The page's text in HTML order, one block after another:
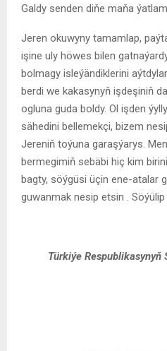
Galdy senden diňe maňa
Jeren okuwyny tamamlap,
işine uly höwes bilen
bolmagy isleýändiklerini
berdi we kakasynyň işdeşiniň
ogluna guda boldy. Ol işden
sähedini bellemekçi, bizem
Jereniň toýuna garaşýarys.
bermegimiň sebäbi hiç kim
bagty, söýgüsi üçin ene-atalar
guwanmak nesip etsin .
Türkiýe